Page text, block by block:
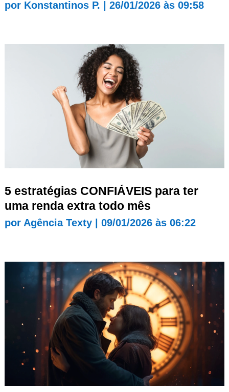
por Konstantinos P. 26/01/2026 às 09:58
5 estratégias CONFIÁVEIS para ter
uma renda extra todo mês
por Agência Texty| 09/01/2026 às 06:22